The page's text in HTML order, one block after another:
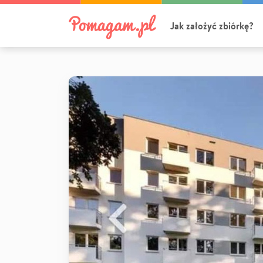
Jak założyć zbiórkę?